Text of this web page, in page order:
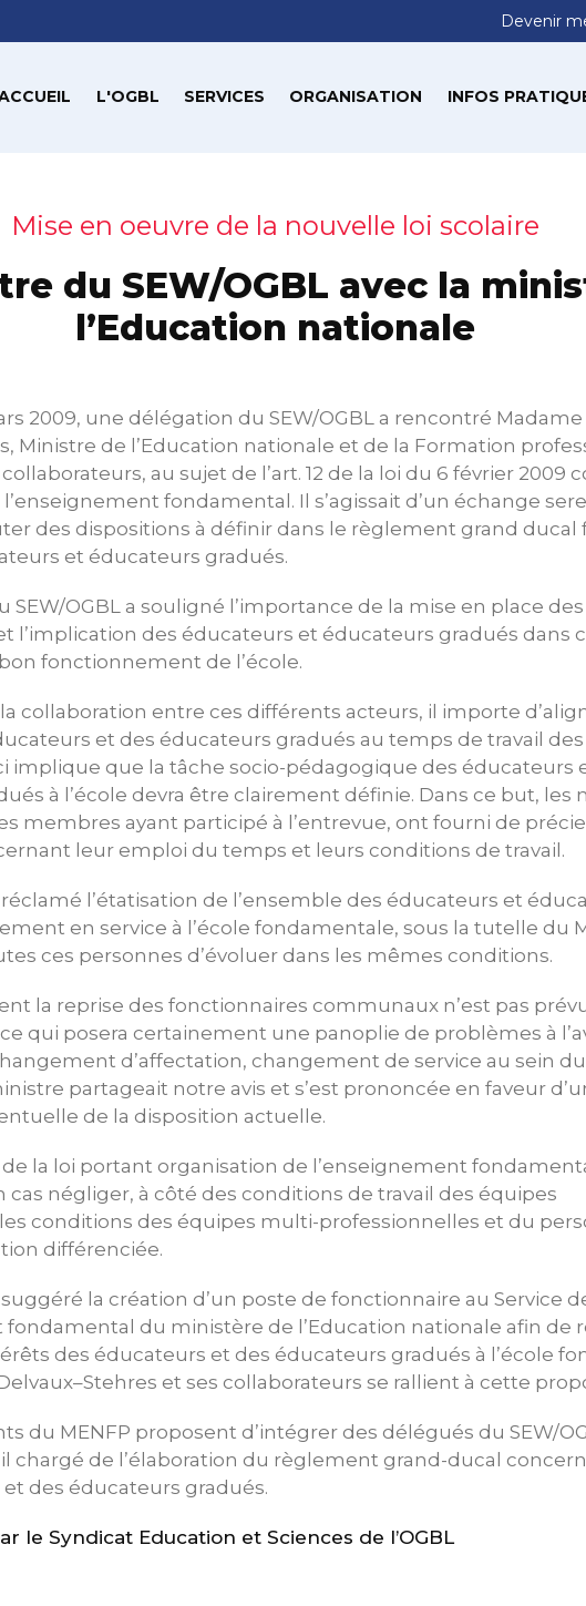
Devenir
L'OGBL SERVICES ORGANISATION INFOS
Mise en oeuvre de la nouvelle loi scolaire
du SEW/OGBL avec la
l’Education nationale
2009, une délégation du SEW/OGBL a rencontré Madame
Ministre de l’Education nationale et de la Formation
collaborateurs, au sujet de l’art. 12 de la loi du 6 février 2009
fondamental. Il s’agissait d’un échange
des dispositions à définir dans le règlement grand ducal
et éducateurs gradués.
SEW/OGBL a souligné l’importance de la mise en place
l’implication des éducateurs et éducateurs gradués dans
fonctionnement de l’école.
collaboration entre ces différents acteurs, il importe
et des éducateurs gradués au temps de travail des
implique que la tâche socio-pédagogique des éducateurs
à l’école devra être clairement définie. Dans ce but, les
membres ayant participé à l’entrevue, ont fourni de
leur emploi du temps et leurs conditions de travail.
réclamé l’étatisation de l’ensemble des éducateurs et
en service à l’école fondamentale, sous la tutelle du
ces personnes d’évoluer dans les mêmes conditions.
la reprise des fonctionnaires communaux n’est pas
qui posera certainement une panoplie de problèmes à
d’affectation, changement de service au sein du
partageait notre avis et s’est prononcée en faveur
de la disposition actuelle.
la loi portant organisation de l’enseignement
cas négliger, à côté des conditions de travail des équipes
conditions des équipes multi-professionnelles et du
différenciée.
suggéré la création d’un poste de fonctionnaire au Service
fondamental du ministère de l’Education nationale afin de
des éducateurs et des éducateurs gradués à l’école
et ses collaborateurs se rallient à cette
du MENFP proposent d’intégrer des délégués du SEW/
chargé de l’élaboration du règlement grand-ducal
des éducateurs gradués.
le Syndicat Education et Sciences de l’OGBL